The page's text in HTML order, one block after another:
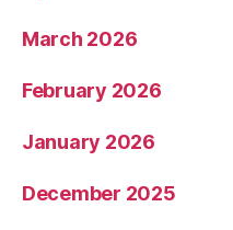
March 2026
February 2026
January 2026
December 2025